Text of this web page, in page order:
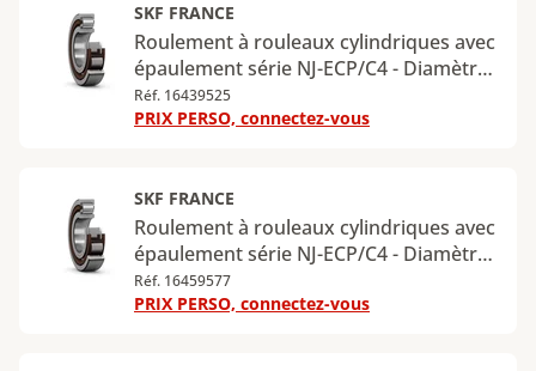
kN
SKF FRANCE
Roulement à rouleaux cylindriques avec
épaulement série NJ-ECP/C4 - Diamètre
intérieur : 45 mm - Diamètre extérieur :
100 mm - Largeur : 36 mm - Charge
kN
Réf. 16439525
PRIX PERSO, connectez-vous
SKF FRANCE
Roulement à rouleaux cylindriques avec
épaulement série NJ-ECP/C4 - Diamètre
intérieur : 55 mm - Diamètre extérieur :
120 mm - Largeur : 29 mm - Charge
Réf. 16459577
PRIX PERSO, connectez-vous